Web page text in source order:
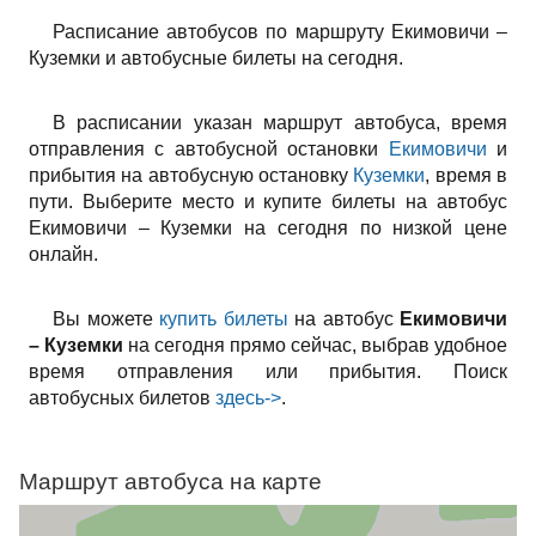
Расписание автобусов по маршруту Екимовичи –
Куземки и автобусные билеты на сегодня.
В расписании указан маршрут автобуса, время
отправления с автобусной остановки
Екимовичи и
прибытия на автобусную остановку Куземки, время в
пути. Выберите место и купите билеты на автобус
Екимовичи – Куземки на сегодня по низкой цене
онлайн.
Вы можете купить билеты на автобус Екимовичи
– Куземки на сегодня прямо сейчас, выбрав удобное
время отправления или прибытия. Поиск
автобусных билетов здесь->.
Маршрут автобуса на карте